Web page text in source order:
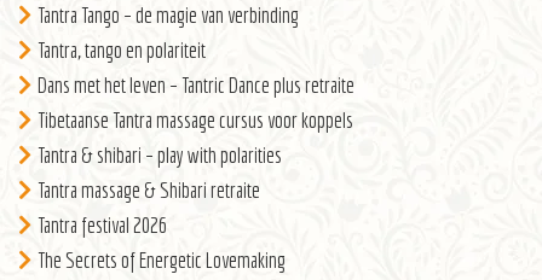
Tantra Tango – de magie van verbinding
Tantra, tango en polariteit
Dans met het leven – Tantric Dance plus retraite
Tibetaanse Tantra massage cursus voor koppels
Tantra & shibari – play with polarities
Tantra massage & Shibari retraite
Tantra festival 2026
The Secrets of Energetic Lovemaking